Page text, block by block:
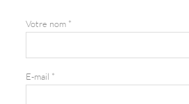
Votre nom *
E-mail *